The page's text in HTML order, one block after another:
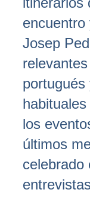
Josep
los
últimos
celebrado